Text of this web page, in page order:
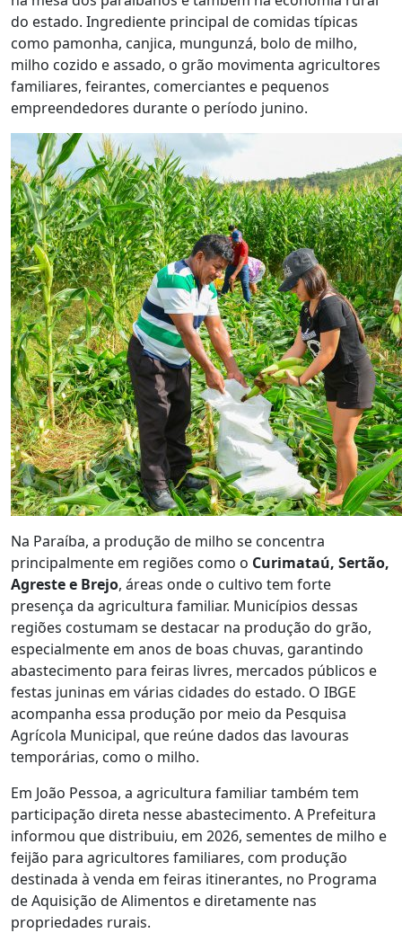
do estado. Ingrediente principal de comidas típicas
como pamonha, canjica, mungunzá, bolo de milho,
milho cozido e assado, o grão movimenta agricultores
familiares, feirantes, comerciantes e pequenos
empreendedores durante o período junino.
Na Paraíba, a produção de milho se concentra
principalmente em regiões como o Curimataú, Sertão,
Agreste e Brejo, áreas onde o cultivo tem forte
presença da agricultura familiar. Municípios dessas
regiões costumam se destacar na produção do grão,
especialmente em anos de boas chuvas, garantindo
abastecimento para feiras livres, mercados públicos e
festas juninas em várias cidades do estado. O IBGE
acompanha essa produção por meio da Pesquisa
Agrícola Municipal, que reúne dados das lavouras
temporárias, como o milho.
Em João Pessoa, a agricultura familiar também tem
participação direta nesse abastecimento. A Prefeitura
informou que distribuiu, em 2026, sementes de milho e
feijão para agricultores familiares, com produção
destinada à venda em feiras itinerantes, no Programa
de Aquisição de Alimentos e diretamente nas
propriedades rurais.